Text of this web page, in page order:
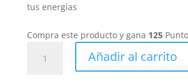
tus energías
Compra este producto y gana 125
cuarzo
Añadir al carrito